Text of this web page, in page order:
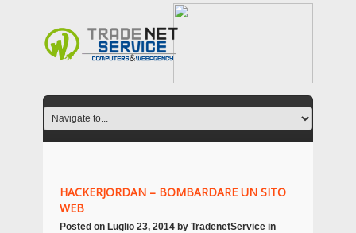
HACKERJORDAN – BOMBARDARE UN SITO
WEB
Posted on Luglio 23, 2014 by TradenetService in